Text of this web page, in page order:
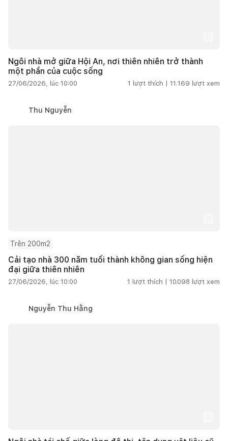
Ngôi nhà mở giữa Hội An, nơi thiên nhiên trở thành
một phần của cuộc sống
27/06/2026, lúc 10:00 1 lượt thích | 11.169 lượt xem
Thu Nguyễn
Trên 200m2
Cải tạo nhà 300 năm tuổi thành không gian sống hiện
đại giữa thiên nhiên
27/06/2026, lúc 10:00 1 lượt thích | 10.098 lượt xem
Nguyễn Thu Hằng